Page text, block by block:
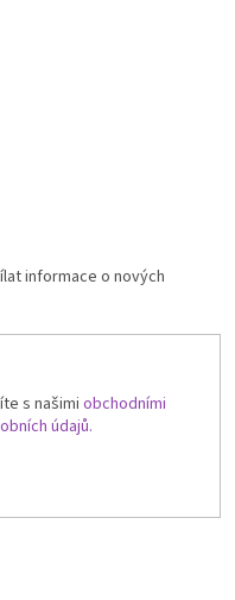
informace o nových
s našimi obchodními
údajů.